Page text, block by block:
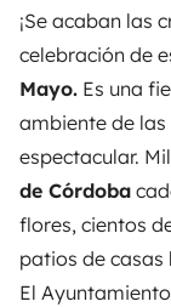
¡Se acaban las
celebración de
Mayo. Es una
ambiente de las
espectacular.
de Córdoba
flores, cientos
patios de casas
El